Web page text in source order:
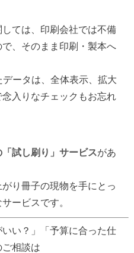
ては、印刷会社では不備
、そのまま印刷・製本へ
ータは、全体表示、拡大
入りなチェックもお忘れ
試し刷り」サービスがあ
り冊子の現物を手にとっ
ービスです。
いい？」「予算に合った仕
相談は